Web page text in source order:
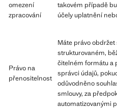
omezení
zpracování
takovém případě
účely uplatnění
Právo na
přenositelnost
Máte právo
strukturovaném,
čitelném formátu a
správci údajů,
odůvodněno
smlouvy, za
automatizovanými